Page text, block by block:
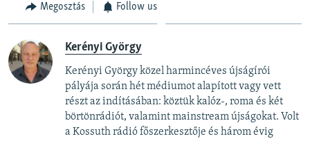
Megosztás Follow us
Kerényi György
Kerényi György közel harmincéves újságírói
pályája során hét médiumot alapított vagy vett
részt az indításában: köztük kalóz-, roma és két
börtönrádiót, valamint mainstream újságokat. Volt
a Kossuth rádió főszerkesztője és három évig